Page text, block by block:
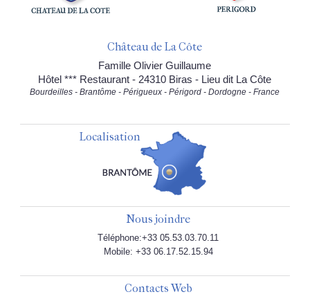
Château de La Côte
Famille Olivier Guillaume
Hôtel *** Restaurant - 24310 Biras - Lieu dit La Côte
Bourdeilles - Brantôme - Périgueux - Périgord - Dordogne - France
Localisation
Nous joindre
Téléphone:+33 05.53.03.70.11
Mobile: +33 06.17.52.15.94
Contacts Web